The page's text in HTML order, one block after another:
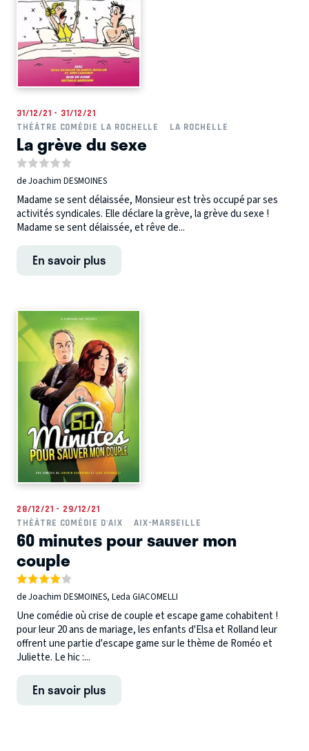
31/12/21 - 31/12/21
THÉÂTRE COMÉDIE LA ROCHELLE
LA ROCHELLE
La grève du sexe
de Joachim DESMOINES
Madame se sent délaissée, Monsieur est très occupé par ses
activités syndicales. Elle déclare la grève, la grève du sexe !
Madame se sent délaissée, et rêve de...
En savoir plus
28/12/21 - 29/12/21
THÉÂTRE COMÉDIE D'AIX
AIX-MARSEILLE
60 minutes pour sauver mon
couple
de Joachim DESMOINES, Leda GIACOMELLI
Une comédie où crise de couple et escape game cohabitent !
pour leur 20 ans de mariage, les enfants d'Elsa et Rolland leur
offrent une partie d'escape game sur le thème de Roméo et
Juliette. Le hic :...
En savoir plus